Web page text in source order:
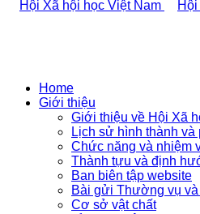
Home
Giới thiệu
Giới thiệu về Hội Xã
Lịch sử hình thành và
Chức năng và nhiệm
Thành tựu và định
Ban biên tập website
Bài gửi Thường vụ
Cơ sở vật chất